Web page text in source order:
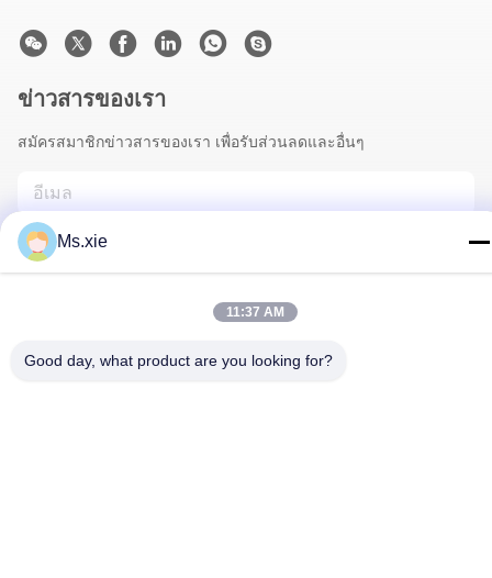
ข่าวสารของเรา
สมัครสมาชิกข่าวสารของเรา เพื่อรับส่วนลดและอื่นๆ
Ms.xie
11:37 AM
Good day, what product are you looking for?